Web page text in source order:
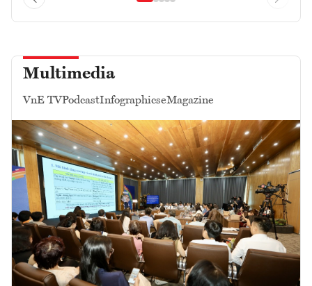
Multimedia
VnE TVPodcastInfographicseMagazine